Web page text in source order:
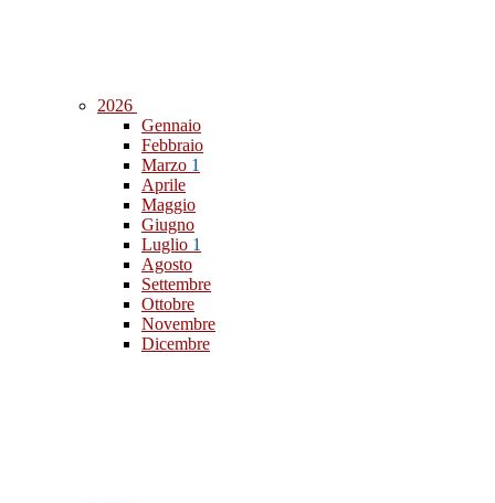
2026
Gennaio
Febbraio
Marzo 1
Aprile
Maggio
Giugno
Luglio 1
Agosto
Settembre
Ottobre
Novembre
Dicembre